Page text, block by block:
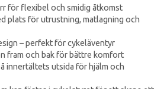
för flexibel och smidig åtkomst
plats för utrustning, matlagning och
– perfekt för cykeläventyr
fram och bak för bättre komfort
innertältets utsida för hjälm och